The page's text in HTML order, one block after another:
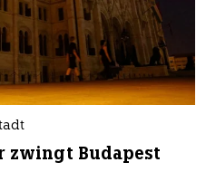
zwingt Budapest